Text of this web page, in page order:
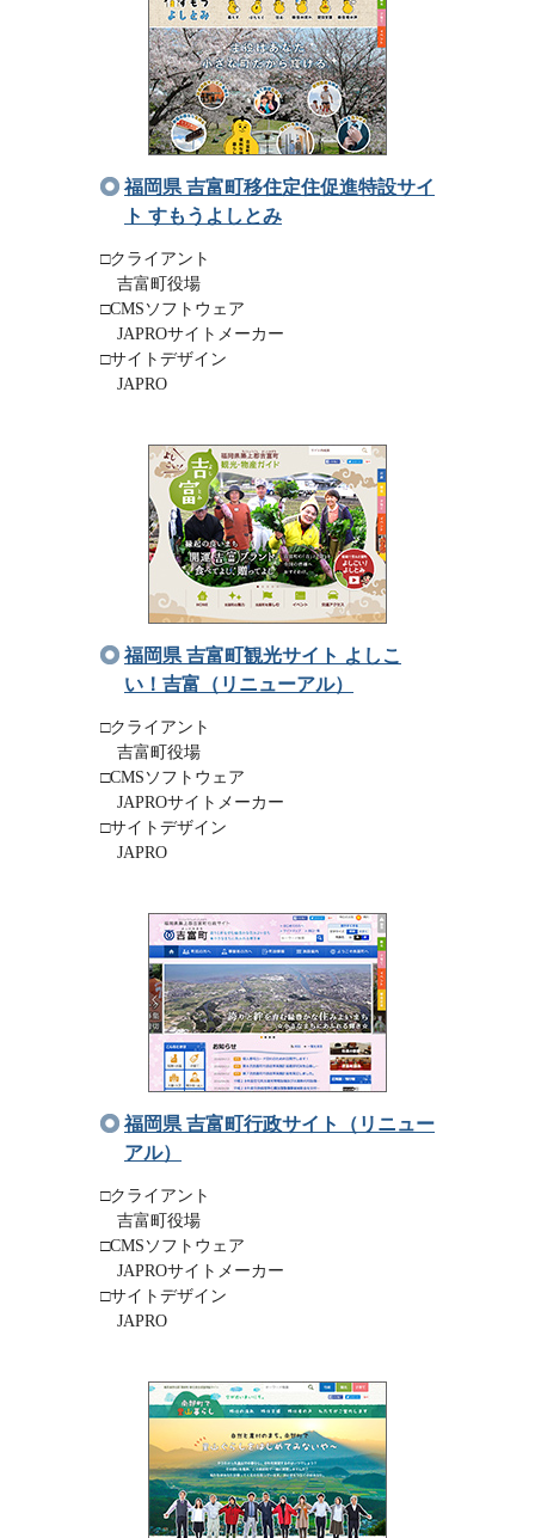
福岡県 吉富町移住定住促進特設サイ
ト すもうよしとみ
□クライアント
吉富町役場
□CMSソフトウェア
JAPROサイトメーカー
□サイトデザイン
JAPRO
福岡県 吉富町観光サイト よしこ
い！吉富（リニューアル）
□クライアント
吉富町役場
□CMSソフトウェア
JAPROサイトメーカー
□サイトデザイン
JAPRO
福岡県 吉富町行政サイト（リニュー
アル）
□クライアント
吉富町役場
□CMSソフトウェア
JAPROサイトメーカー
□サイトデザイン
JAPRO